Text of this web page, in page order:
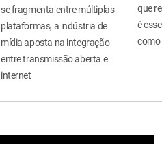
se fragmenta entre múltiplas
plataformas, a indústria de
mídia aposta na integração
entre transmissão aberta e
internet
que
é
como